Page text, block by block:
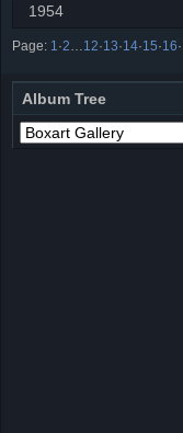
1954
Page: 1 ·2 12·13·14·15·16·
Album Tree